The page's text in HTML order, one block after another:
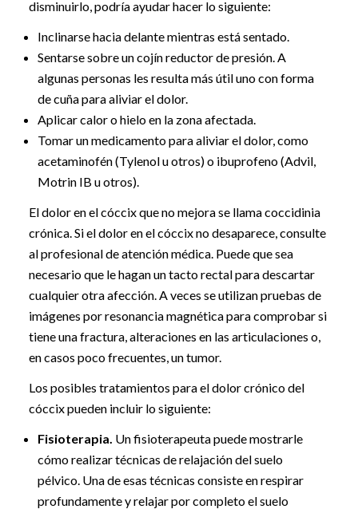
disminuirlo, podría ayudar hacer lo siguiente:
Inclinarse hacia delante mientras está sentado.
Sentarse sobre un cojín reductor de presión. A
algunas personas les resulta más útil uno con forma
de cuña para aliviar el dolor.
Aplicar calor o hielo en la zona afectada.
Tomar un medicamento para aliviar el dolor, como
acetaminofén (Tylenol u otros) o ibuprofeno (Advil,
Motrin IB u otros).
El dolor en el cóccix que no mejora se llama coccidinia
crónica. Si el dolor en el cóccix no desaparece, consulte
al profesional de atención médica. Puede que sea
necesario que le hagan un tacto rectal para descartar
cualquier otra afección. A veces se utilizan pruebas de
imágenes por resonancia magnética para comprobar si
tiene una fractura, alteraciones en las articulaciones o,
en casos poco frecuentes, un tumor.
Los posibles tratamientos para el dolor crónico del
cóccix pueden incluir lo siguiente:
Fisioterapia. Un fisioterapeuta puede mostrarle
cómo realizar técnicas de relajación del suelo
pélvico. Una de esas técnicas consiste en respirar
profundamente y relajar por completo el suelo